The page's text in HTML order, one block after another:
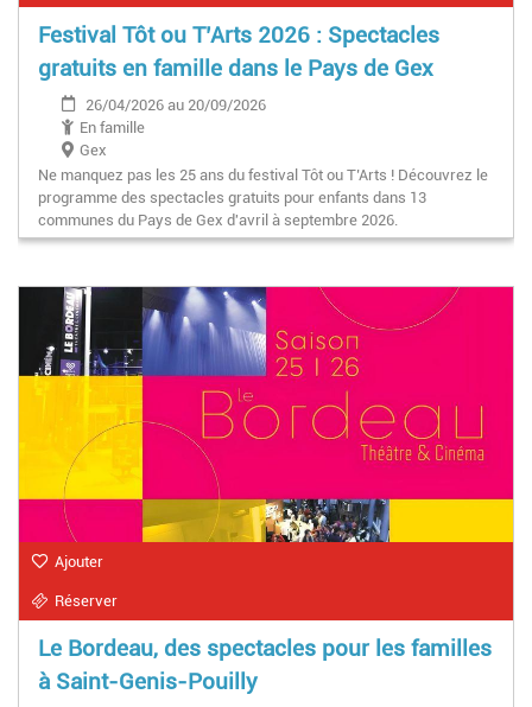
Festival Tôt ou T’Arts 2026 : Spectacles
gratuits en famille dans le Pays de Gex
26/04/2026 au 20/09/2026
En famille
Gex
Ne manquez pas les 25 ans du festival Tôt ou T’Arts ! Découvrez le
programme des spectacles gratuits pour enfants dans 13
communes du Pays de Gex d'avril à septembre 2026.
Ajouter
Réserver
Le Bordeau, des spectacles pour les familles
à Saint-Genis-Pouilly